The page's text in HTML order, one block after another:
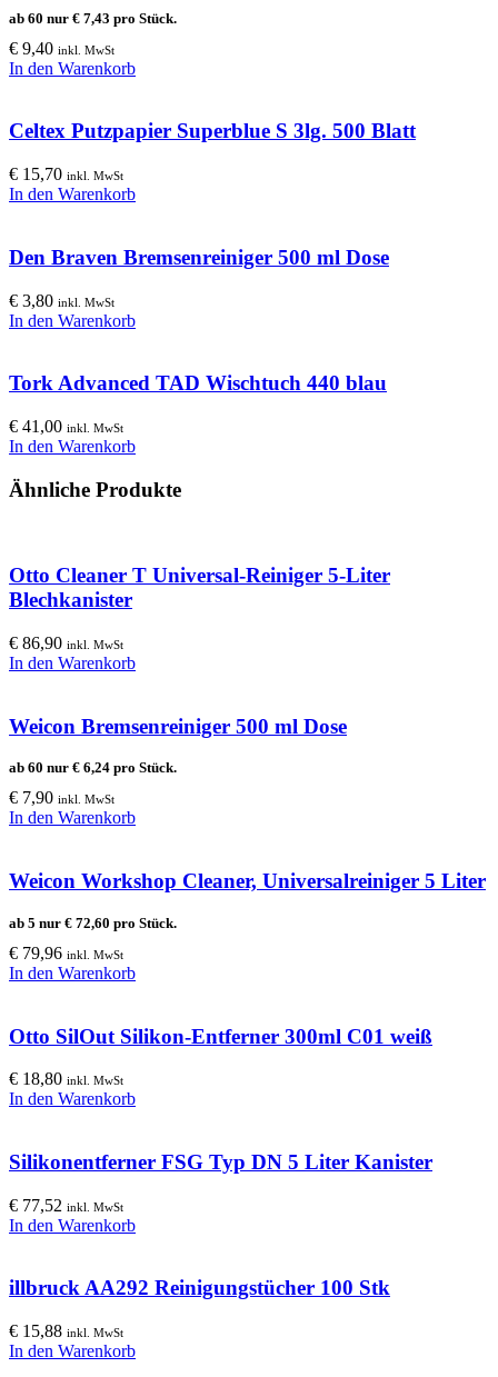
ab 60 nur € 7,43 pro Stück.
€ 9,40 inkl. MwSt
In den Warenkorb
Celtex Putzpapier Superblue S 3lg. 500 Blatt
€ 15,70 inkl. MwSt
In den Warenkorb
Den Braven Bremsenreiniger 500 ml Dose
€ 3,80 inkl. MwSt
In den Warenkorb
Tork Advanced TAD Wischtuch 440 blau
€ 41,00 inkl. MwSt
In den Warenkorb
Ähnliche Produkte
Otto Cleaner T Universal-Reiniger 5-Liter
Blechkanister
€ 86,90 inkl. MwSt
In den Warenkorb
Weicon Bremsenreiniger 500 ml Dose
ab 60 nur € 6,24 pro Stück.
€ 7,90 inkl. MwSt
In den Warenkorb
Weicon Workshop Cleaner, Universalreiniger 5 Liter
ab 5 nur € 72,60 pro Stück.
€ 79,96 inkl. MwSt
In den Warenkorb
Otto SilOut Silikon-Entferner 300ml C01 weiß
€ 18,80 inkl. MwSt
In den Warenkorb
Silikonentferner FSG Typ DN 5 Liter Kanister
€ 77,52 inkl. MwSt
In den Warenkorb
illbruck AA292 Reinigungstücher 100 Stk
€ 15,88 inkl. MwSt
In den Warenkorb